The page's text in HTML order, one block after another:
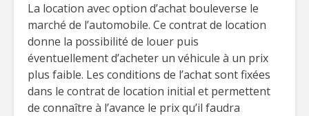
La location avec option d’achat bouleverse le
marché de l’automobile. Ce contrat de location
donne la possibilité de louer puis
éventuellement d’acheter un véhicule à un prix
plus faible. Les conditions de l’achat sont fixées
dans le contrat de location initial et permettent
de connaître à l’avance le prix qu’il faudra